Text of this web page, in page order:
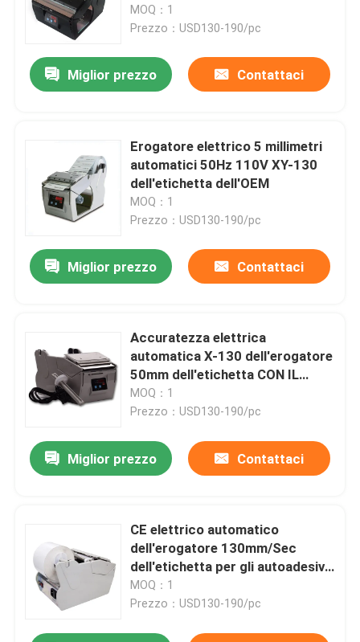
NSA
MOQ：1
Prezzo：USD130-190/pc
Miglior prezzo Contattaci
Erogatore elettrico 5 millimetri
automatici 50Hz 110V XY-130
dell'etichetta dell'OEM
MOQ：1
Prezzo：USD130-190/pc
Miglior prezzo Contattaci
Accuratezza elettrica
automatica X-130 dell'erogatore
50mm dell'etichetta CON IL
TAPPO
MOQ：1
Prezzo：USD130-190/pc
Miglior prezzo Contattaci
CE elettrico automatico
dell'erogatore 130mm/Sec
dell'etichetta per gli autoadesivi
trasparenti
MOQ：1
Prezzo：USD130-190/pc